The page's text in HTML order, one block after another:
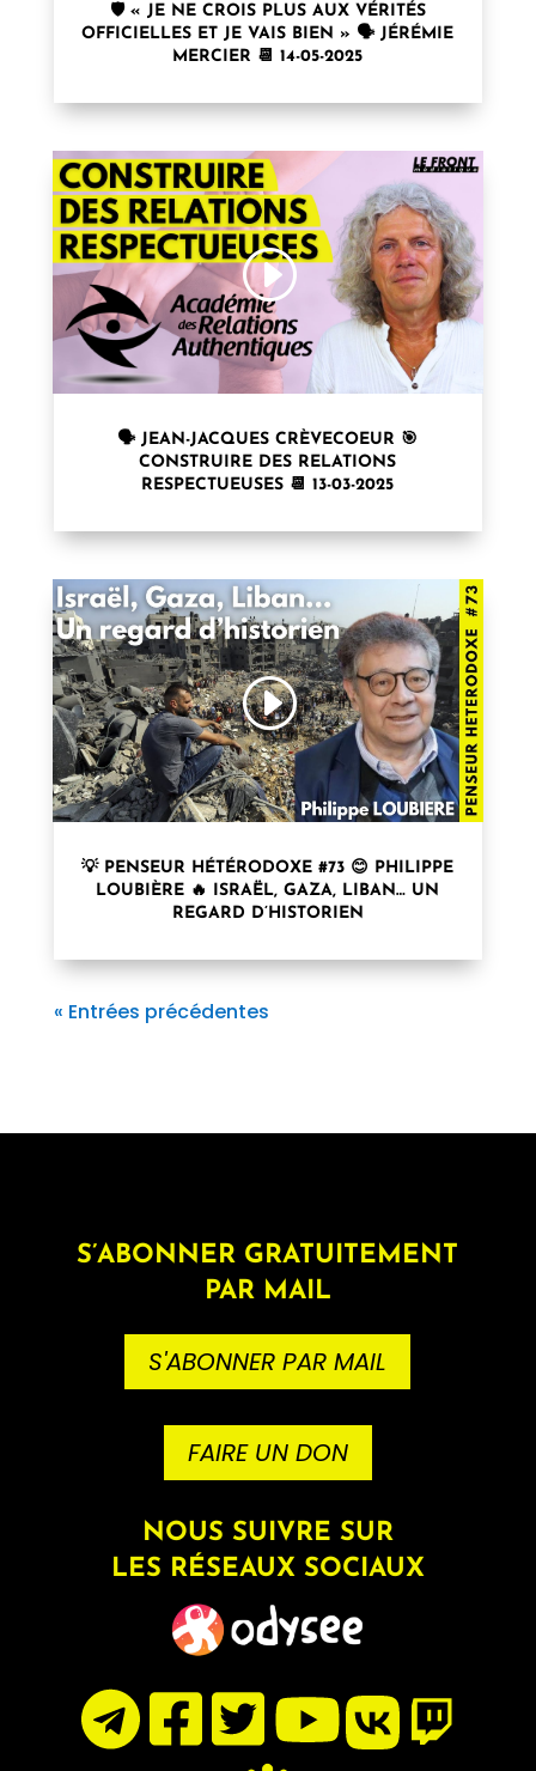
🛡️ « JE NE CROIS PLUS AUX VÉRITÉS
OFFICIELLES ET JE VAIS BIEN » 🗣 JÉRÉMIE
MERCIER 📆 14-05-2025
🗣 JEAN-JACQUES CRÈVECOEUR 🎯
CONSTRUIRE DES RELATIONS
RESPECTUEUSES 📆 13-03-2025
💡 PENSEUR HÉTÉRODOXE #73 😊 PHILIPPE
LOUBIÈRE 🔥 ISRAËL, GAZA, LIBAN… UN
REGARD D’HISTORIEN
« Entrées précédentes
S’ABONNER GRATUITEMENT
PAR MAIL
S'ABONNER PAR MAIL
FAIRE UN DON
NOUS SUIVRE SUR
LES RÉSEAUX SOCIAUX